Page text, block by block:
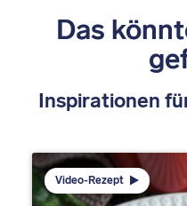
Das
Inspirationen
Video-Rezept